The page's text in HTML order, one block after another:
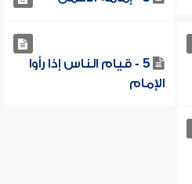
5 - قيام الناس إذا رأوا
الإمام